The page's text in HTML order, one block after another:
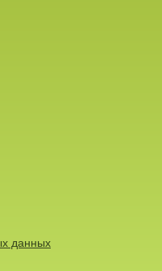
данных